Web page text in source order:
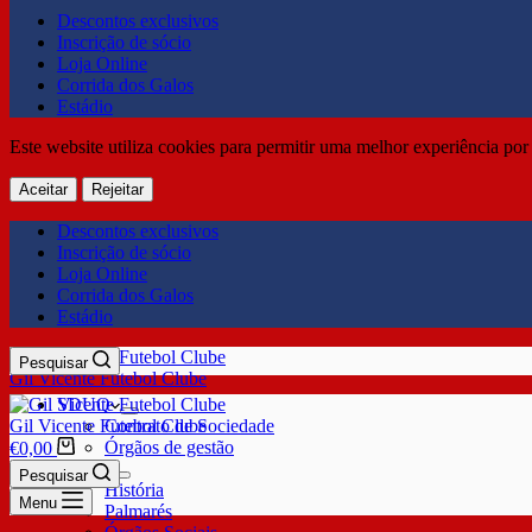
Descontos exclusivos
Inscrição de sócio
Loja Online
Corrida dos Galos
Estádio
Este website utiliza cookies para permitir uma melhor experiência
Aceitar Rejeitar
Descontos exclusivos
Inscrição de sócio
Loja Online
Corrida dos Galos
Estádio
Gil Vicente Futebol Clube
Pesquisar
SDUQ
Contrato de Sociedade
Órgãos de gestão
Clube
História
Palmarés
Gil Vicente Futebol Clube
€0,00
Pesquisar
Menu